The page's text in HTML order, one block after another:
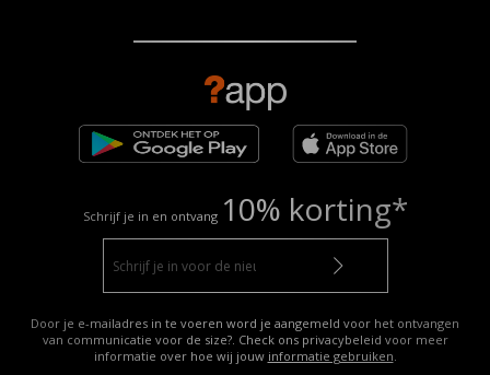
Schrijf je in en ontvang 10% korting*
Door je e-mailadres in te voeren word je aangemeld voor het ontvangen
van communicatie voor de size?. Check ons privacybeleid voor meer
informatie over hoe wij jouw informatie gebruiken.